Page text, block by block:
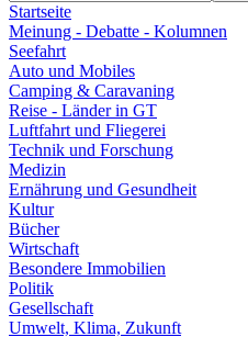
Startseite
Meinung - Debatte - Kolumnen
Seefahrt
Auto und Mobiles
Camping & Caravaning
Reise - Länder in GT
Luftfahrt und Fliegerei
Technik und Forschung
Medizin
Ernährung und Gesundheit
Kultur
Bücher
Wirtschaft
Besondere Immobilien
Politik
Gesellschaft
Umwelt, Klima, Zukunft